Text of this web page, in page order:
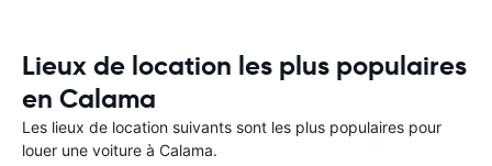
Lieux de location les plus populaires
en Calama
Les lieux de location suivants sont les plus populaires pour
louer une voiture à Calama.